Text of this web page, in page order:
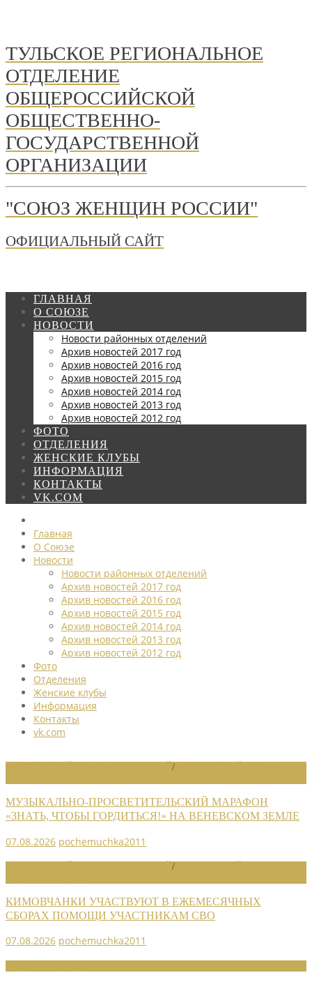
ТУЛЬСКОЕ РЕГИОНАЛЬНОЕ
ОТДЕЛЕНИЕ
ОБЩЕРОССИЙСКОЙ
ОБЩЕСТВЕННО-
ГОСУДАРСТВЕННОЙ
ОРГАНИЗАЦИИ
"СОЮЗ ЖЕНЩИН РОССИИ"
ОФИЦИАЛЬНЫЙ САЙТ
ГЛАВНАЯ
О СОЮЗЕ
НОВОСТИ
Новости районных отделений
Архив новостей 2017 год
Архив новостей 2016 год
Архив новостей 2015 год
Архив новостей 2014 год
Архив новостей 2013 год
Архив новостей 2012 год
ФОТО
ОТДЕЛЕНИЯ
ЖЕНСКИЕ КЛУБЫ
ИНФОРМАЦИЯ
КОНТАКТЫ
VK.COM
Главная
О Союзе
Новости
Новости районных отделений
Архив новостей 2017 год
Архив новостей 2016 год
Архив новостей 2015 год
Архив новостей 2014 год
Архив новостей 2013 год
Архив новостей 2012 год
Фото
Отделения
Женские клубы
Информация
Контакты
vk.com
/
МУЗЫКАЛЬНО-ПРОСВЕТИТЕЛЬСКИЙ МАРАФОН
«ЗНАТЬ, ЧТОБЫ ГОРДИТЬСЯ!» НА ВЕНЕВСКОМ ЗЕМЛЕ
07.08.2026 pochemuchka2011
/
КИМОВЧАНКИ УЧАСТВУЮТ В ЕЖЕМЕСЯЧНЫХ
СБОРАХ ПОМОЩИ УЧАСТНИКАМ СВО
07.08.2026 pochemuchka2011